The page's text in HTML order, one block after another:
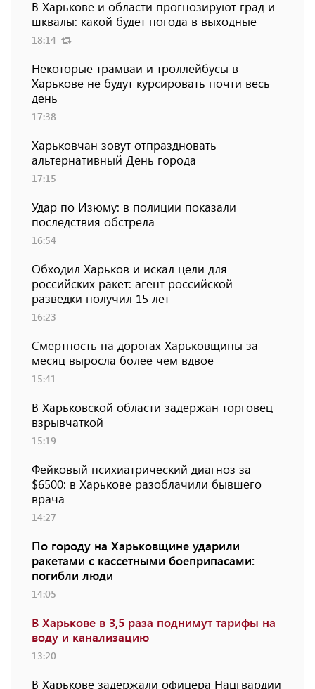
В Харькове и области прогнозируют град и
шквалы: какой будет погода в выходные
18:14
Некоторые трамваи и троллейбусы в
Харькове не будут курсировать почти весь
день
17:38
Харьковчан зовут отпраздновать
альтернативный День города
17:15
Удар по Изюму: в полиции показали
последствия обстрела
16:54
Обходил Харьков и искал цели для
российских ракет: агент российской
разведки получил 15 лет
16:23
Смертность на дорогах Харьковщины за
месяц выросла более чем вдвое
15:41
В Харьковской области задержан торговец
взрывчаткой
15:19
Фейковый психиатрический диагноз за
$6500: в Харькове разоблачили бывшего
врача
14:27
По городу на Харьковщине ударили
ракетами с кассетными боеприпасами:
погибли люди
14:05
В Харькове в 3,5 раза поднимут тарифы на
воду и канализацию
13:20
В Харькове задержали офицера Нацгвардии